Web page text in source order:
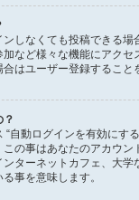
しなくても投稿できる
など様々な機能にアク
はユーザー登録すること
？
“自動ログインを有効に
の事はあなたのアカウ
ターネットカフェ、大
事を意味します。